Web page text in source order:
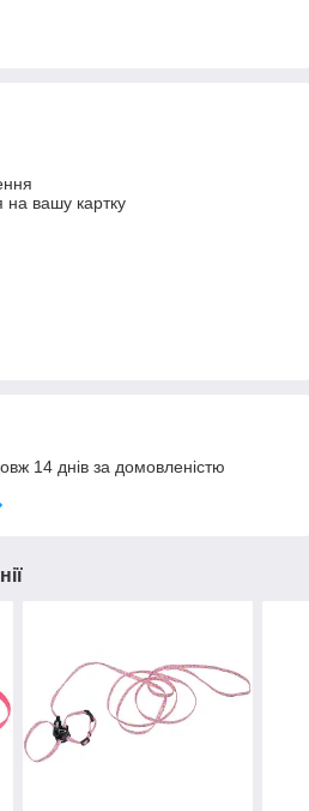
на вашу картку
14 днів за домовленістю